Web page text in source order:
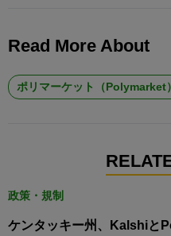
Read More About
ポリマーケット（Polymarket）
政策・規制
ケンタッキー州、Kalshiと